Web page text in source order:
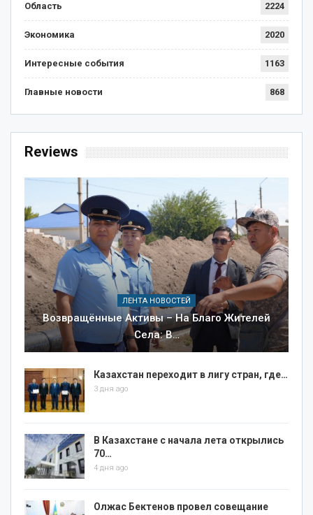
Область 2224
Экономика 2020
Интересные события 1163
Главные новости 868
Reviews
ЛЕНТА НОВОСТЕЙ
Возвращённые Активы – На Благо Жителей
Села: В…
Казахстан переходит в лигу стран, где…
3 дня ago
В Казахстане с начала лета открылись
70…
4 дня ago
Олжас Бектенов провел совещание